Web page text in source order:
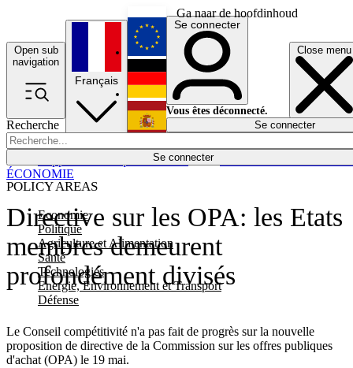
Ga naar de hoofdinhoud
Open sub
navigation
Close menu
Recherche
Se connecter
POLICY AREAS
Economie
Politique
Agriculture et Alimentation
Santé
Technologies
Energie, Environnement et Transport
Défense
Économie
Français
English
Deutsch
Español
Se connecter
Vous êtes déconnecté.
Se connecter
Directive sur les OPA: les Etats
membres demeurent
profondément divisés
Le Conseil compétitivité n'a pas fait de progrès sur la nouvelle
proposition de directive de la Commission sur les offres publiques
d'achat (OPA) le 19 mai.
ÉCONOMIE